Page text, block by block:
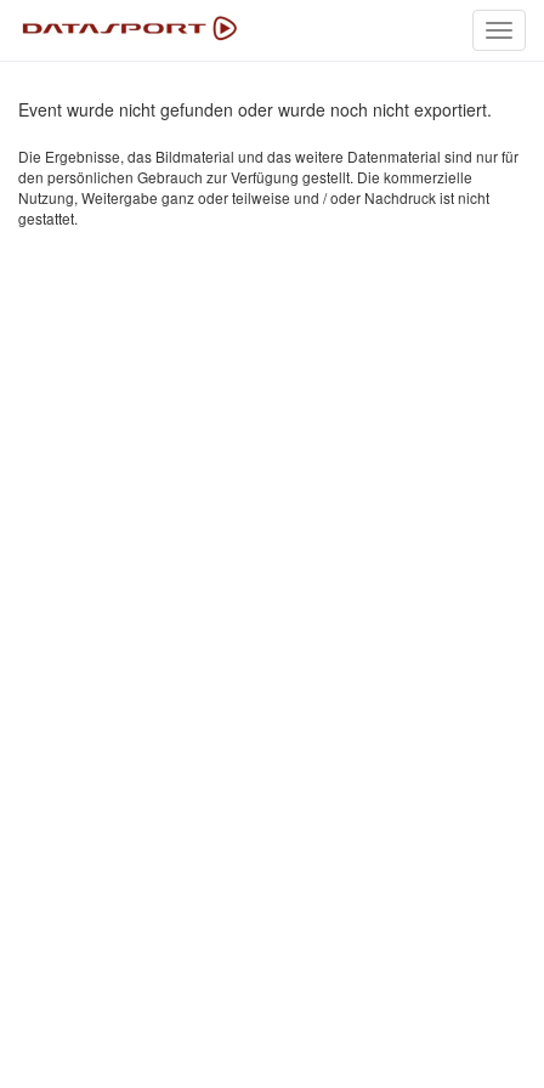
Event wurde nicht gefunden oder wurde noch nicht exportiert.
Die Ergebnisse, das Bildmaterial und das weitere Datenmaterial sind nur für
den persönlichen Gebrauch zur Verfügung gestellt. Die kommerzielle
Nutzung, Weitergabe ganz oder teilweise und / oder Nachdruck ist nicht
gestattet.